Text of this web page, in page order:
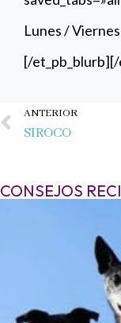
Lunes /
[/
Ant
ANTERIOR
SIROCO
CONSEJOS